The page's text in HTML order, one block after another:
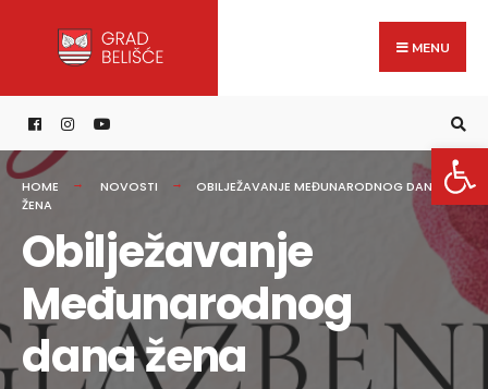
content
MENU
HOME NOVOSTI
OBILJEŽAVANJE MEĐUNARODNOG DANA
ŽENA
Obilježavanje
Međunarodnog
dana žena
for: